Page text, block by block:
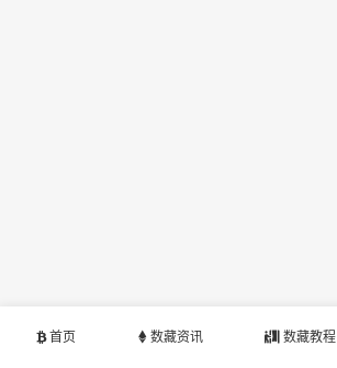
首页 数藏资讯 数藏教程